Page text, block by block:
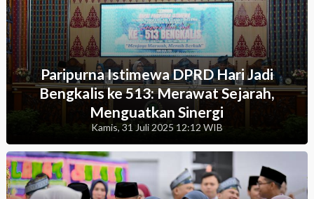
Paripurna Istimewa DPRD Hari Jadi
Bengkalis ke 513: Merawat Sejarah,
Menguatkan Sinergi
Kamis, 31 Juli 2025 12:12 WIB